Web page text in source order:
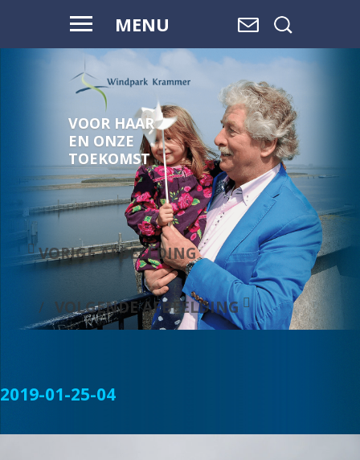
MENU
VOOR HAAR
EN ONZE
TOEKOMST
VORIGE AFBEELDING
VOLGENDE AFBEELDING
2019-01-25-04